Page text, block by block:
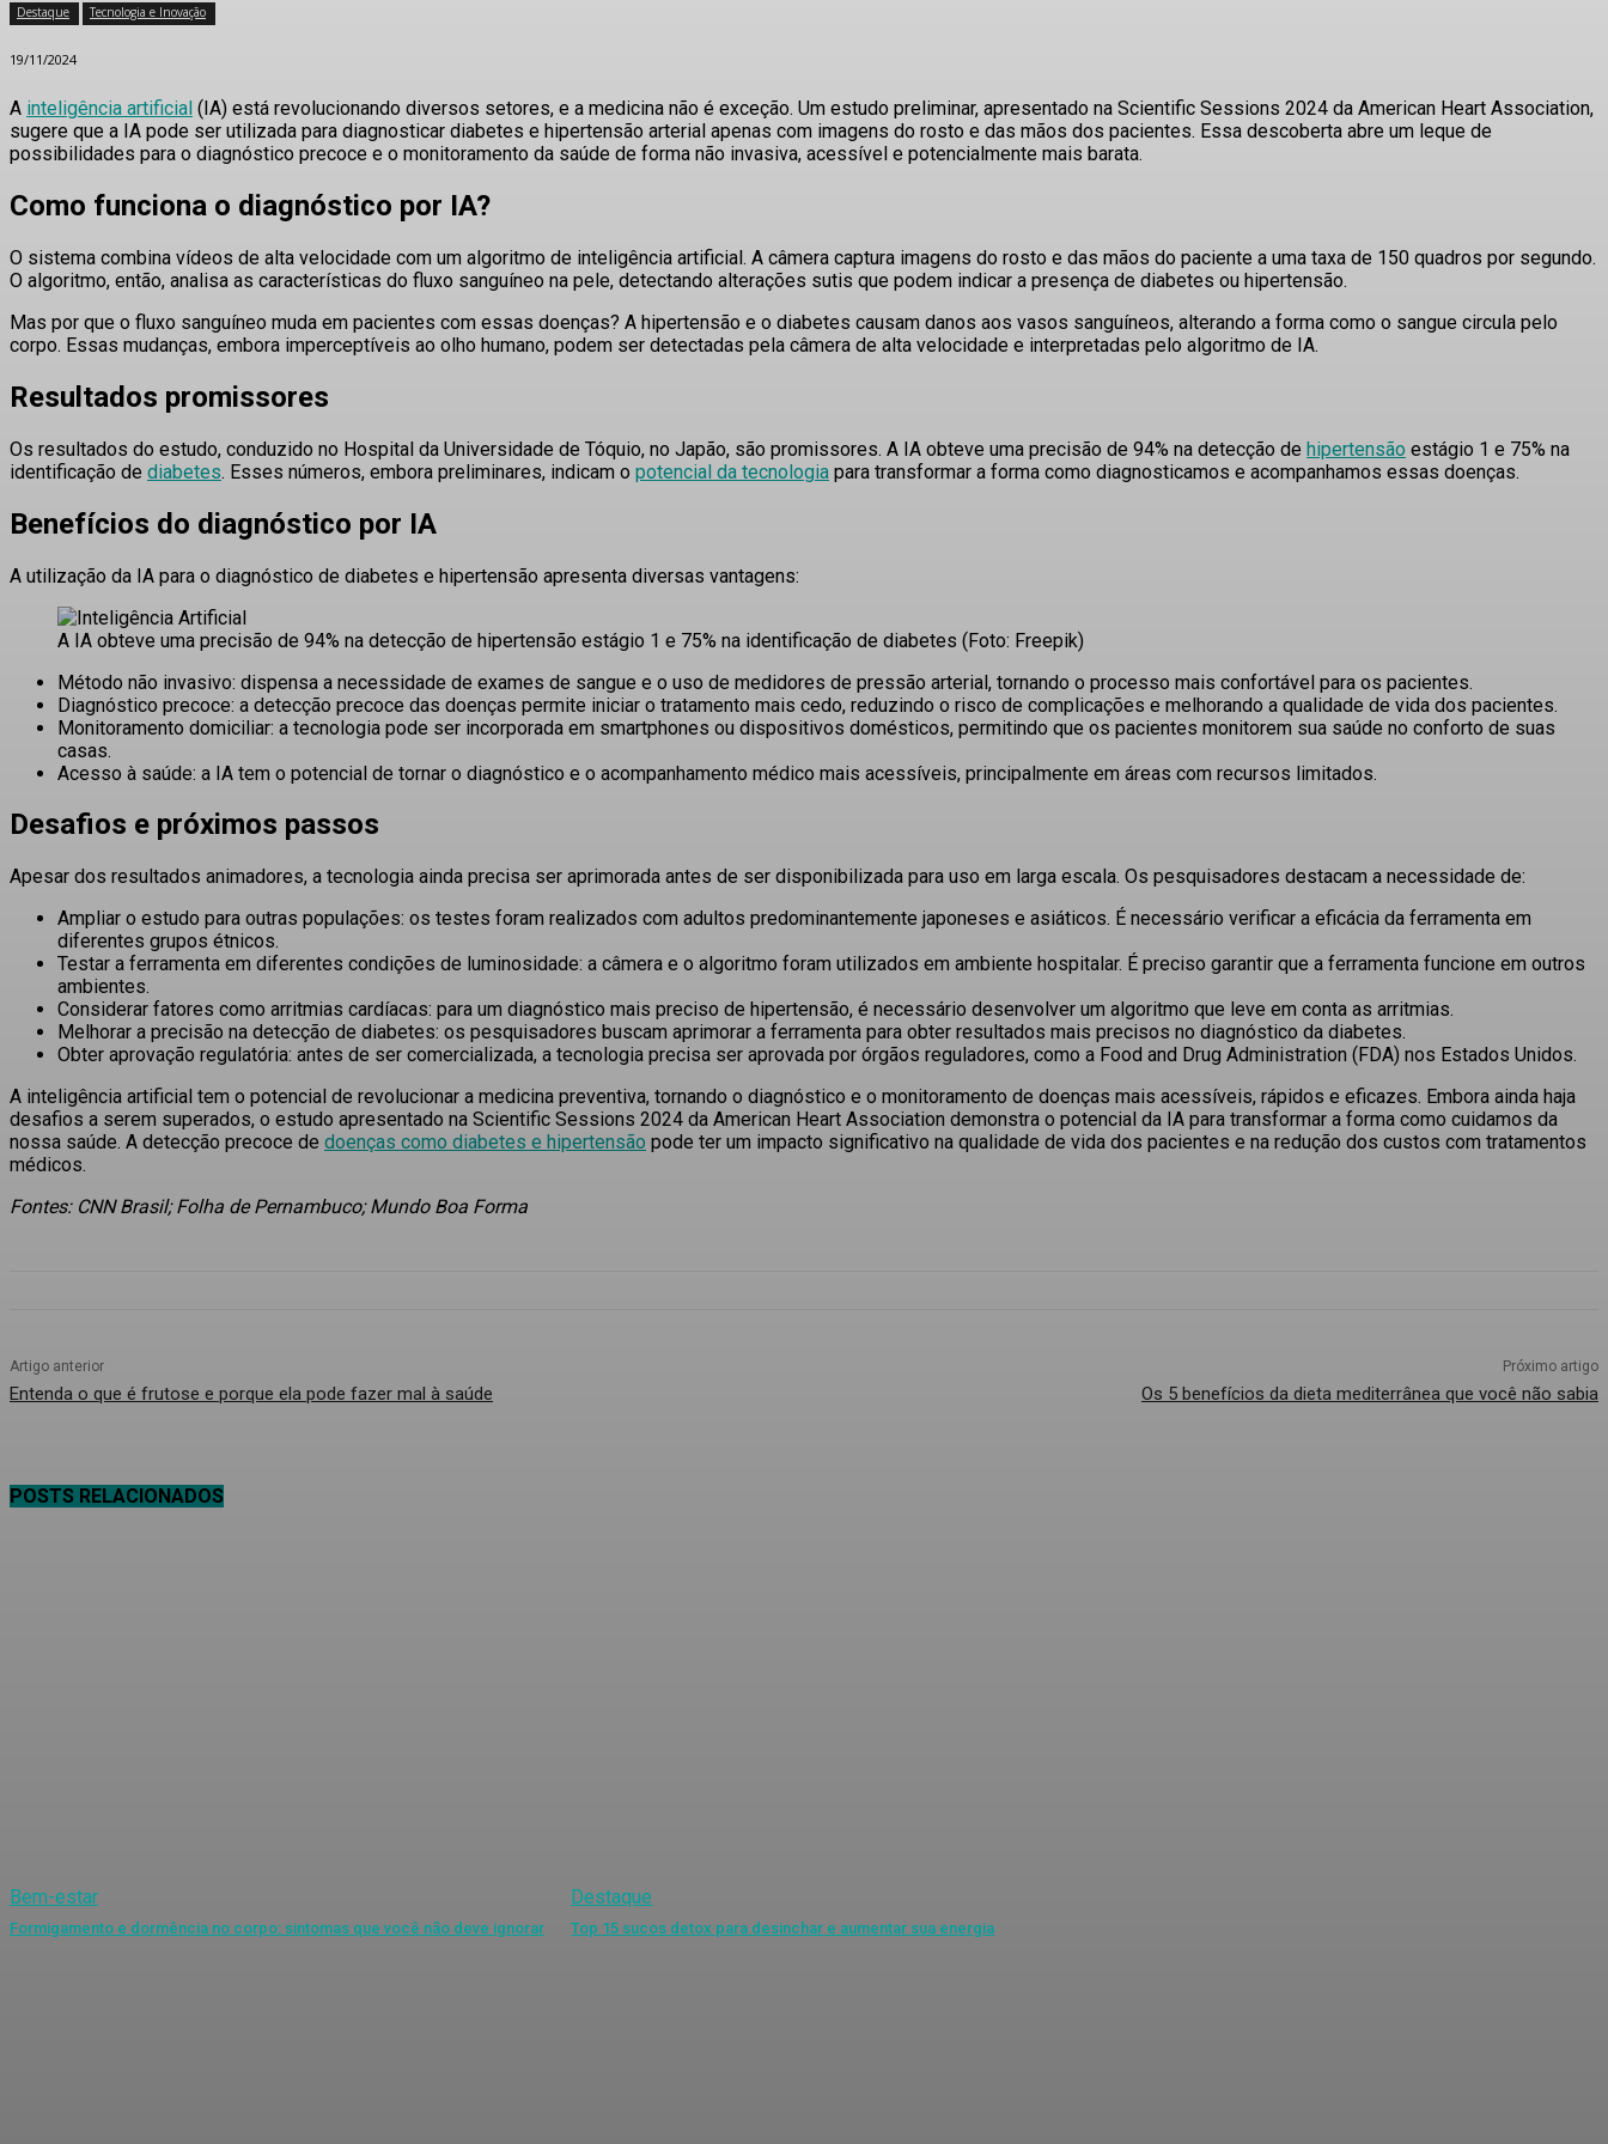
Destaque Tecnologia e Inovação
19/11/2024
A inteligência artificial (IA) está revolucionando diversos setores, e a medicina não é exceção. Um estudo preliminar, apresentado na Scientific Sessions 2024 da American Heart Association,
sugere que a IA pode ser utilizada para diagnosticar diabetes e hipertensão arterial apenas com imagens do rosto e das mãos dos pacientes. Essa descoberta abre um leque de
possibilidades para o diagnóstico precoce e o monitoramento da saúde de forma não invasiva, acessível e potencialmente mais barata.
Como funciona o diagnóstico por IA?
O sistema combina vídeos de alta velocidade com um algoritmo de inteligência artificial. A câmera captura imagens do rosto e das mãos do paciente a uma taxa de 150 quadros por segundo.
O algoritmo, então, analisa as características do fluxo sanguíneo na pele, detectando alterações sutis que podem indicar a presença de diabetes ou hipertensão.
Mas por que o fluxo sanguíneo muda em pacientes com essas doenças? A hipertensão e o diabetes causam danos aos vasos sanguíneos, alterando a forma como o sangue circula pelo
corpo. Essas mudanças, embora imperceptíveis ao olho humano, podem ser detectadas pela câmera de alta velocidade e interpretadas pelo algoritmo de IA.
Resultados promissores
Os resultados do estudo, conduzido no Hospital da Universidade de Tóquio, no Japão, são promissores. A IA obteve uma precisão de 94% na detecção de hipertensão estágio 1 e 75% na
identificação de diabetes. Esses números, embora preliminares, indicam o potencial da tecnologia para transformar a forma como diagnosticamos e acompanhamos essas doenças.
Benefícios do diagnóstico por IA
A utilização da IA para o diagnóstico de diabetes e hipertensão apresenta diversas vantagens:
A IA obteve uma precisão de 94% na detecção de hipertensão estágio 1 e 75% na identificação de diabetes (Foto: Freepik)
Método não invasivo: dispensa a necessidade de exames de sangue e o uso de medidores de pressão arterial, tornando o processo mais confortável para os pacientes.
Diagnóstico precoce: a detecção precoce das doenças permite iniciar o tratamento mais cedo, reduzindo o risco de complicações e melhorando a qualidade de vida dos pacientes.
Monitoramento domiciliar: a tecnologia pode ser incorporada em smartphones ou dispositivos domésticos, permitindo que os pacientes monitorem sua saúde no conforto de suas
casas.
Acesso à saúde: a IA tem o potencial de tornar o diagnóstico e o acompanhamento médico mais acessíveis, principalmente em áreas com recursos limitados.
Desafios e próximos passos
Apesar dos resultados animadores, a tecnologia ainda precisa ser aprimorada antes de ser disponibilizada para uso em larga escala. Os pesquisadores destacam a necessidade de:
Ampliar o estudo para outras populações: os testes foram realizados com adultos predominantemente japoneses e asiáticos. É necessário verificar a eficácia da ferramenta em
diferentes grupos étnicos.
Testar a ferramenta em diferentes condições de luminosidade: a câmera e o algoritmo foram utilizados em ambiente hospitalar. É preciso garantir que a ferramenta funcione em outros
ambientes.
Considerar fatores como arritmias cardíacas: para um diagnóstico mais preciso de hipertensão, é necessário desenvolver um algoritmo que leve em conta as arritmias.
Melhorar a precisão na detecção de diabetes: os pesquisadores buscam aprimorar a ferramenta para obter resultados mais precisos no diagnóstico da diabetes.
Obter aprovação regulatória: antes de ser comercializada, a tecnologia precisa ser aprovada por órgãos reguladores, como a Food and Drug Administration (FDA) nos Estados Unidos.
A inteligência artificial tem o potencial de revolucionar a medicina preventiva, tornando o diagnóstico e o monitoramento de doenças mais acessíveis, rápidos e eficazes. Embora ainda haja
desafios a serem superados, o estudo apresentado na Scientific Sessions 2024 da American Heart Association demonstra o potencial da IA para transformar a forma como cuidamos da
nossa saúde. A detecção precoce de doenças como diabetes e hipertensão pode ter um impacto significativo na qualidade de vida dos pacientes e na redução dos custos com tratamentos
médicos.
Fontes: CNN Brasil; Folha de Pernambuco; Mundo Boa Forma
Artigo anterior
Entenda o que é frutose e porque ela pode fazer mal à saúde
Próximo artigo
Os 5 benefícios da dieta mediterrânea que você não sabia
POSTS RELACIONADOS
Bem-estar
Formigamento e dormência no corpo: sintomas que você não deve ignorar
Destaque
Top 15 sucos detox para desinchar e aumentar sua energia